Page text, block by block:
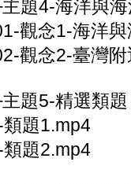
主題4-海洋與
觀念1-海洋
觀念2-臺灣
主題5-精選類題
類題1.mp4
類題2.mp4